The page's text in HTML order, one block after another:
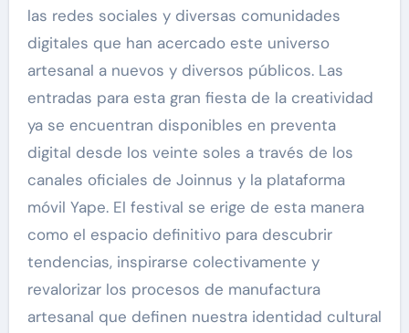
las redes sociales y diversas comunidades
digitales que han acercado este universo
artesanal a nuevos y diversos públicos. Las
entradas para esta gran fiesta de la creatividad
ya se encuentran disponibles en preventa
digital desde los veinte soles a través de los
canales oficiales de Joinnus y la plataforma
móvil Yape. El festival se erige de esta manera
como el espacio definitivo para descubrir
tendencias, inspirarse colectivamente y
revalorizar los procesos de manufactura
artesanal que definen nuestra identidad cultural